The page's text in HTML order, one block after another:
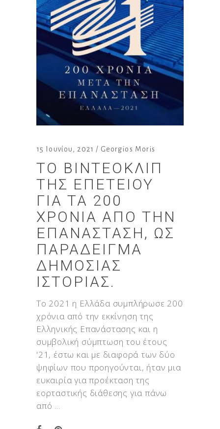
15 Ιουνίου, 2021 Georgios Moris
TΟ ΒΙΝΤΕΟΚΛΊΠ
ΤΗΣ ΕΠΕΤΕΊΟΥ
ΓΙΑ ΤΑ 200
ΧΡΌΝΙΑ ΑΠΌ ΤΗΝ
ΕΠΑΝΆΣΤΑΣΗ, ΩΣ
ΠΑΡΆΔΕΙΓΜΑ
ΔΗΜΌΣΙΑΣ
ΙΣΤΟΡΊΑΣ.
To 2021 η Ελλάδα συμπλήρωσε 200
χρόνια από την εκκίνηση της
Ελληνικής Επανάστασης και η
συμβολική σύμπτωση του έτους
'21, έστω και με διαφορά των δύο
ψηφίων που προηγούνται, ήταν μια
ευκαιρία για προέκταση της
εορταστικής διάθεσης για πάνω
από